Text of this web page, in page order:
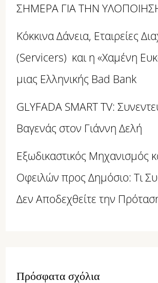
ΣΗΜΕΡΑ ΓΙΑ ΤΗΝ
Κόκκινα Δάνεια, Εταιρείες
(Servicers) και η «Χαμένη
μιας Ελληνικής Bad Bank
GLYFADA SMART TV:
Βαγενάς στον Γιάννη Δελή
Εξωδικαστικός Μηχανισμός
Οφειλών προς Δημόσιο: Τι
Δεν Αποδεχθείτε την
Πρόσφατα σχόλια